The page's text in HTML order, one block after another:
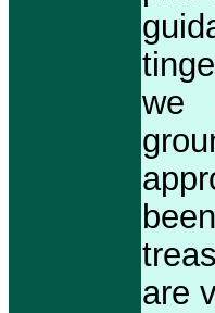
we
are